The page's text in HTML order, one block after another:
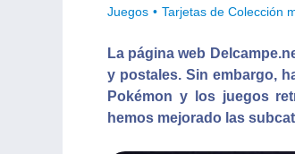
Juegos Tarjetas de Colección
La página web
y postales. Sin embargo,
Pokémon y los juegos
hemos mejorado las